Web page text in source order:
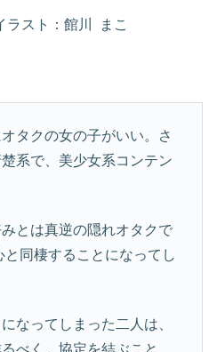
ト：館川 まこ
タクの女の子がいい。さ
系で、美少女系コンテン
とは真逆の隠れオタクで
と同棲することになってし
なってしまった二人は、